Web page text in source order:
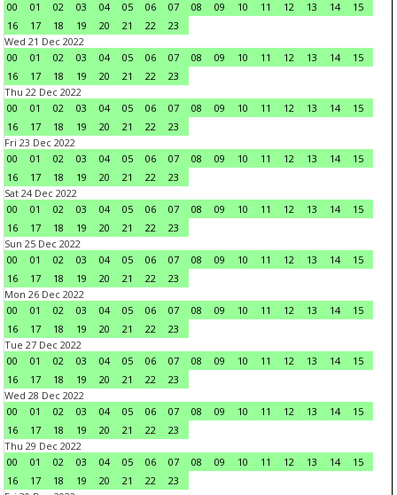
00
01 02 03 04 05 06 07 08 09 10 11 12 13 14
15
16
17 18 19 20 21 22
23
Wed 21 Dec 2022
00
01 02 03 04 05 06 07 08 09 10 11 12 13 14
15
16
17 18 19 20 21 22
23
Thu 22 Dec 2022
00
01 02 03 04 05 06 07 08 09 10 11 12 13 14
15
16
17 18 19 20 21 22
23
Fri 23 Dec 2022
00
01 02 03 04 05 06 07 08 09 10 11 12 13 14
15
16
17 18 19 20 21 22
23
Sat 24 Dec 2022
00
01 02 03 04 05 06 07 08 09 10 11 12 13 14
15
16
17 18 19 20 21 22
23
Sun 25 Dec 2022
00
01 02 03 04 05 06 07 08 09 10 11 12 13 14
15
16
17 18 19 20 21 22
23
Mon 26 Dec 2022
00
01 02 03 04 05 06 07 08 09 10 11 12 13 14
15
16
17 18 19 20 21 22
23
Tue 27 Dec 2022
00
01 02 03 04 05 06 07 08 09 10 11 12 13 14
15
16
17 18 19 20 21 22
23
Wed 28 Dec 2022
00
01 02 03 04 05 06 07 08 09 10 11 12 13 14
15
16
17 18 19 20 21 22
23
Thu 29 Dec 2022
00
01 02 03 04 05 06 07 08 09 10 11 12 13 14
15
16
17 18 19 20 21 22
23